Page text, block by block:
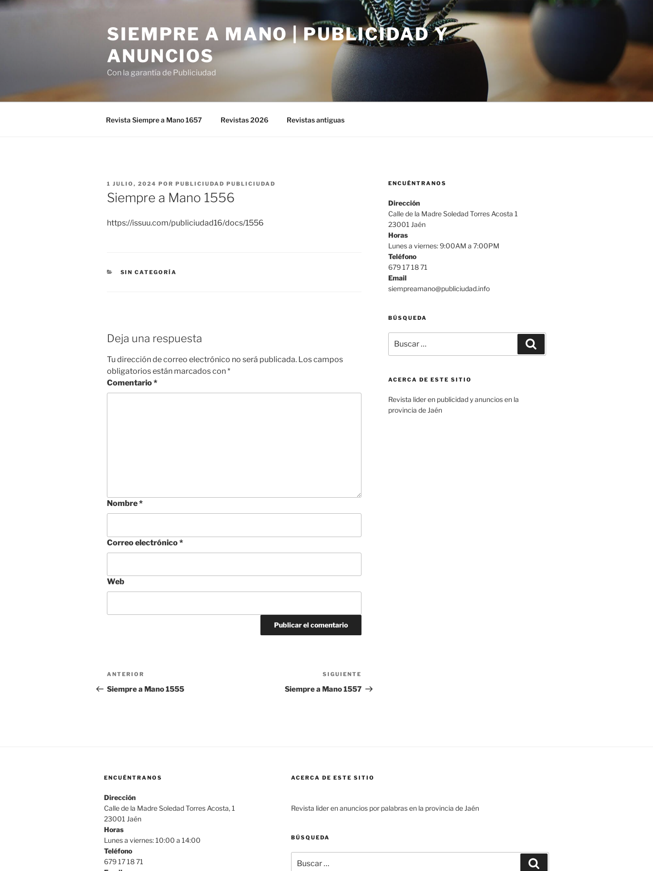
Saltar
SIEMPRE A MANO | PUBLICIDAD Y
ANUNCIOS
Con la garantía de Publiciudad
Revista Siempre a Mano 1657 Revistas 2026 Revistas antiguas
PUBLICADO
EL
1 JULIO, 2024 POR PUBLICIUDAD PUBLICIUDAD
Siempre a Mano 1556
https://issuu.com/publiciudad16/docs/1556
CATEGORÍAS
SIN CATEGORÍA
Deja una respuesta
Tu dirección de correo electrónico no será publicada. Los campos
obligatorios están marcados con*
Comentario*
Nombre*
Correo electrónico*
Web
Navegación
de
Entrada
anterior:
ANTERIOR
Siempre a Mano 1555
entrada
SIGUIENTE
Siempre a Mano 1557
ENCUÉNTRANOS
Dirección
Calle de la Madre Soledad Torres Acosta 1
23001 Jaén
Horas
Lunes a viernes: 9:00AM a 7:00PM
Teléfono
679 17 18 71
Email
siempreamano@publiciudad.info
BÚSQUEDA
por:
ACERCA DE ESTE SITIO
Revista lider en publicidad y anuncios en la
provincia de Jaén
ENCUÉNTRANOS
Dirección
Calle de la Madre Soledad Torres Acosta, 1
23001 Jaén
Horas
Lunes a viernes: 10:00 a 14:00
Teléfono
679 17 18 71
ACERCA DE ESTE SITIO
Revista lider en anuncios por palabras en la provincia de Jaén
BÚSQUEDA
por: